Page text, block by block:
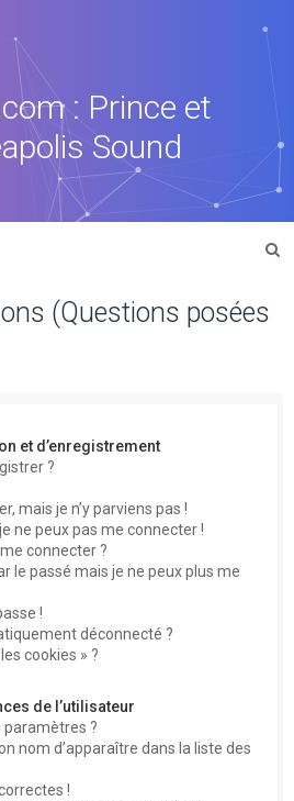
: Prince et
Sound
(Questions posées
et d’enregistrement
?
mais je n’y parviens pas !
ne peux pas me connecter !
connecter ?
le passé mais je ne peux plus me
!
déconnecté ?
cookies » ?
de l’utilisateur
?
nom d’apparaître dans la liste des
!